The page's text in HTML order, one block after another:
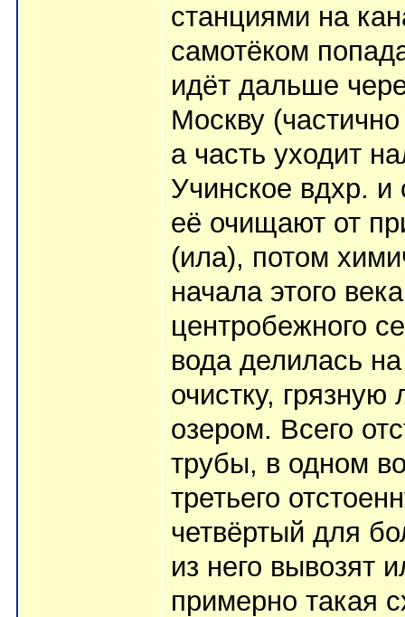
станциями на
самотёком
идёт дальше
Москву
а часть уходит
Учинское вдхр.
её очищают от
(ила), потом
начала этого
центробежного
вода делилась
очистку,
озером. Всего
трубы, в одном
третьего
четвёртый для
из него вывозят
примерно такая